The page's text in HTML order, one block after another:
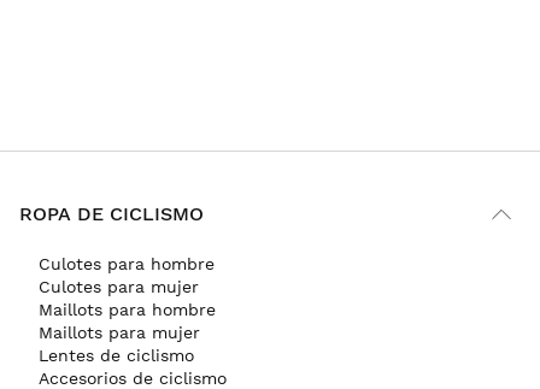
ROPA DE CICLISMO
Culotes para hombre
Culotes para mujer
Maillots para hombre
Maillots para mujer
Lentes de ciclismo
Accesorios de ciclismo